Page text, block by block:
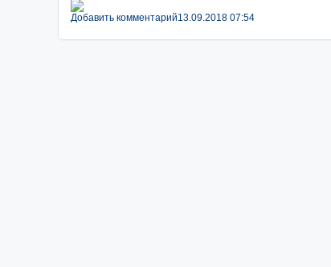
Добавить комментарий13.09.2018 07:54